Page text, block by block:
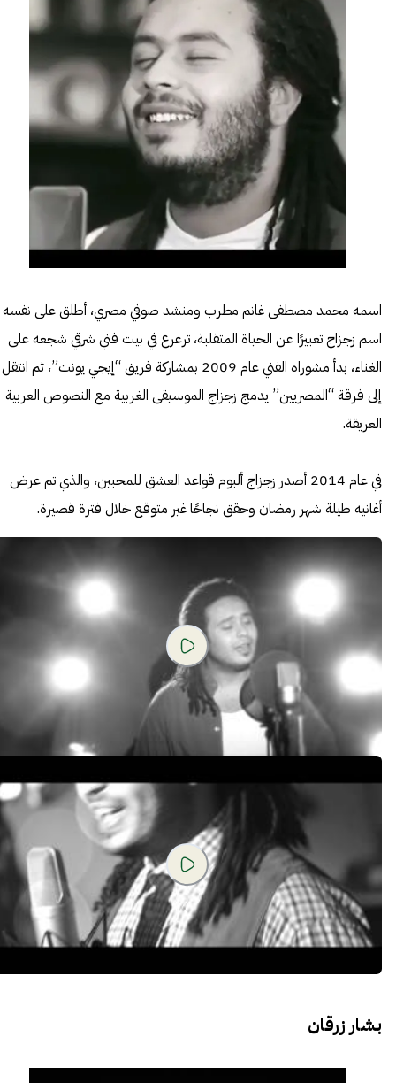
اسمه محمد مصطفى غانم مطرب ومنشد صوفي مصري، أطلق على نفسه
اسم زجزاج تعبيرًا عن الحياة المتقلبة، ترعرع في بيت فني شرقي شجعه على
الغناء، بدأ مشوراه الفني عام 2009 بمشاركة فريق “إيجي يونت”، ثم انتقل
إلى فرقة “المصريين” يدمج زجزاج الموسيقى الغربية مع النصوص العربية
العريقة.
في عام 2014 أصدر زجزاج ألبوم قواعد العشق للمحبين، والذي تم عرض
أغانيه طيلة شهر رمضان وحقق نجاحًا غير متوقع خلال فترة قصيرة.
بشار زرقان